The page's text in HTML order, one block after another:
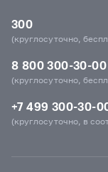
300
(круглосуточно,
8 800 300-30-00
(круглосуточно,
+7 499 300-30-
(круглосуточно, в